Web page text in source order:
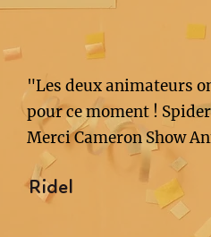
"Les deux animateurs
pour ce moment !
Merci Cameron Show
Ridel